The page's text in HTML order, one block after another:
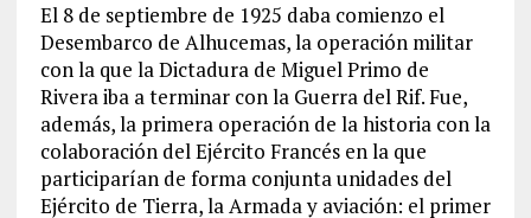
El 8 de septiembre de 1925 daba comienzo el
Desembarco de Alhucemas, la operación militar
con la que la Dictadura de Miguel Primo de
Rivera iba a terminar con la Guerra del Rif. Fue,
además, la primera operación de la historia con la
colaboración del Ejército Francés en la que
participarían de forma conjunta unidades del
Ejército de Tierra, la Armada y aviación: el primer